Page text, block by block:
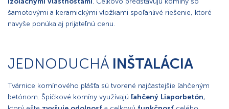
šamotovými a keramickými vložkami spoľahlivé riešenie, ktoré
navyše ponúka aj prijateľnú cenu.
JEDNODUCHÁ INŠTALÁCIA
Tvárnice komínového plášťa sú tvorené najčastejšie ľahčeným
betónom. Špičkové komíny využívajú ľahčený Liaporbetón,